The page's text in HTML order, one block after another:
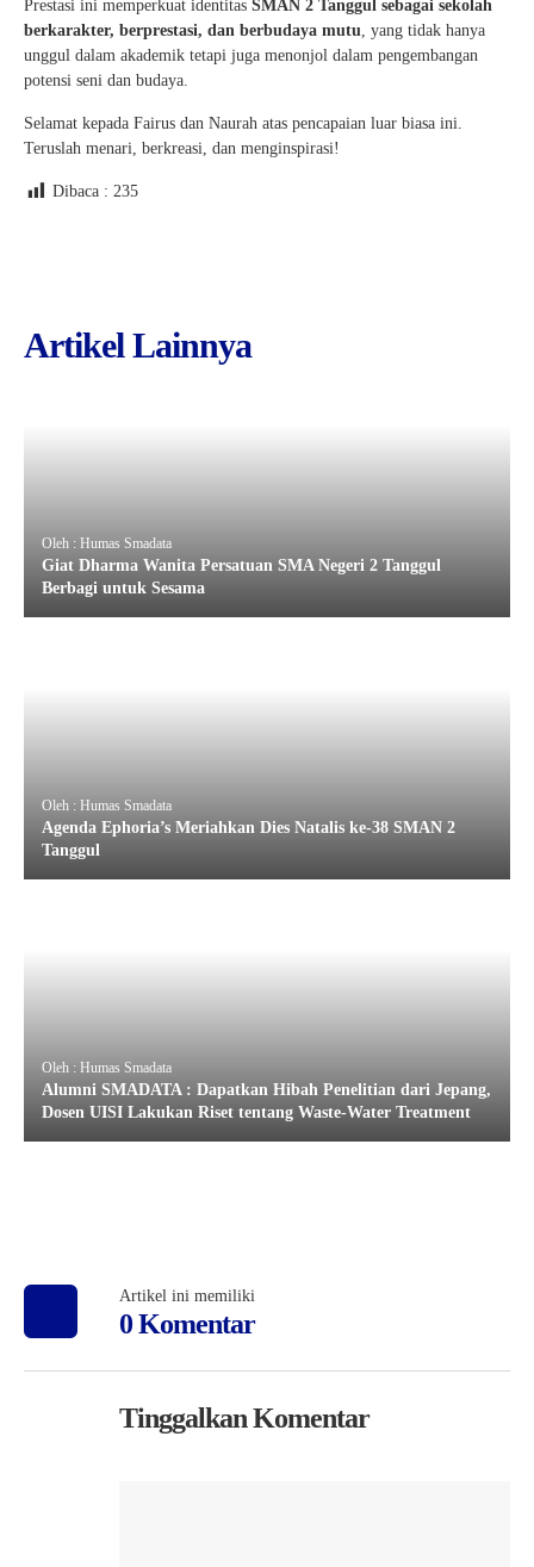
Prestasi ini memperkuat identitas SMAN 2 Tanggul sebagai sekolah
berkarakter, berprestasi, dan berbudaya mutu, yang tidak hanya
unggul dalam akademik tetapi juga menonjol dalam pengembangan
potensi seni dan budaya.
Selamat kepada Fairus dan Naurah atas pencapaian luar biasa ini.
Teruslah menari, berkreasi, dan menginspirasi!
Dibaca : 235
Artikel Lainnya
Oleh : Humas Smadata
Giat Dharma Wanita Persatuan SMA Negeri 2 Tanggul
Berbagi untuk Sesama
Oleh : Humas Smadata
Agenda Ephoria’s Meriahkan Dies Natalis ke-38 SMAN 2
Tanggul
Oleh : Humas Smadata
Alumni SMADATA : Dapatkan Hibah Penelitian dari Jepang,
Dosen UISI Lakukan Riset tentang Waste-Water Treatment
Artikel ini memiliki
0 Komentar
Tinggalkan Komentar